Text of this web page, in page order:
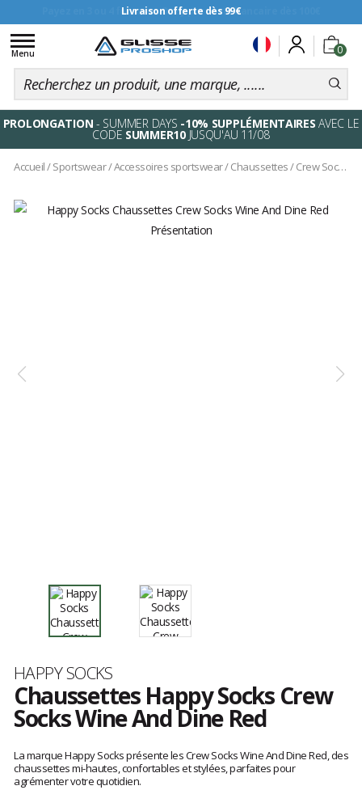
Livraison offerte dès 99€
0
Toggle
navigation
Menu
PROLONGATION - SUMMER DAYS -10% SUPPLÉMENTAIRES AVEC LE
CODE SUMMER10JUSQU'AU 11/08
Accueil/Sportswear/Accessoires sportswear/Chaussettes/Crew Socks Wine And Dine Red
Marque
HAPPY SOCKS
Chaussettes Happy Socks Crew
Socks Wine And Dine Red
avis
clients
La marque Happy Socks présente les Crew Socks Wine And Dine Red, des
chaussettes mi-hautes, confortables et stylées, parfaites pour
agrémenter votre quotidien.